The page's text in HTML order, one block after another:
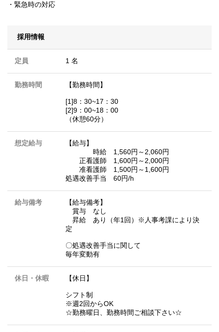
・緊急時の対応
採用情報
定員 1 名
勤務時間 【勤務時間】
[1]8：30~17：30
[2]9：00~18：00
（休憩60分）
想定給与
【給与】
時給 1,560円～2,060円
正看護師 1,600円～2,000円
准看護師 1,500円～1,600円
処遇改善手当 60円/h
給与備考
【給与備考】
賞与 なし
昇給 あり（年1回）※人事考課により決
定
〇処遇改善手当に関して
毎年変動有
休日・休暇 【休日】
シフト制
※週2回からOK
☆勤務曜日、勤務時間ご相談下さい☆